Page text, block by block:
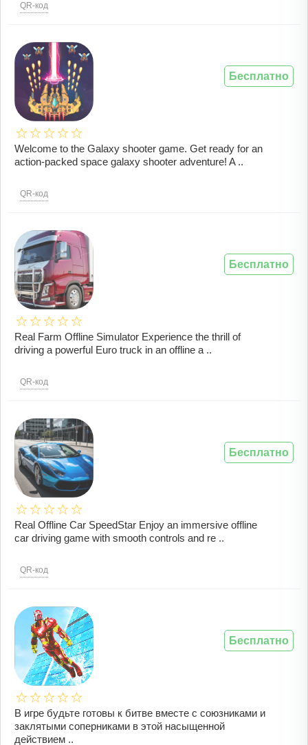
QR-код
Welcome to the Galaxy shooter game. Get ready for an
action-packed space galaxy shooter adventure! A ..
QR-код
Бесплатно
Real Farm Offline Simulator Experience the thrill of
driving a powerful Euro truck in an offline a ..
QR-код
Бесплатно
Real Offline Car SpeedStar Enjoy an immersive offline
car driving game with smooth controls and re ..
QR-код
Бесплатно
В игре будьте готовы к битве вместе с союзниками и
заклятыми соперниками в этой насыщенной
действием ..
Бесплатно